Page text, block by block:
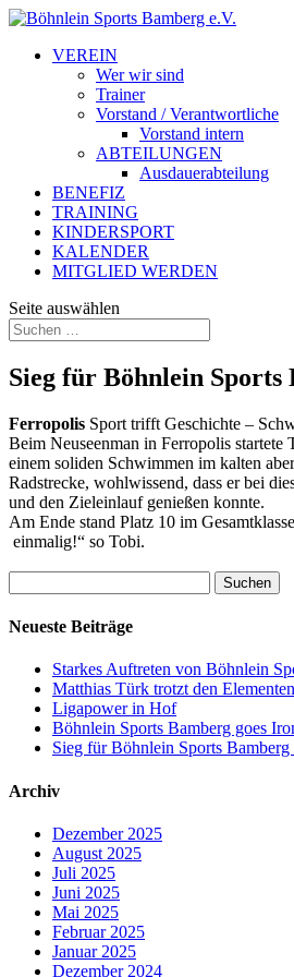
VEREIN
Wer wir sind
Trainer
Vorstand / Verantwortliche
Vorstand intern
ABTEILUNGEN
Ausdauerabteilung
BENEFIZ
TRAINING
KINDERSPORT
KALENDER
MITGLIED WERDEN
Seite auswählen
Sieg für Böhnlein Sports
Ferropolis Sport trifft Geschichte –
Beim Neuseenman in Ferropolis
einem soliden Schwimmen im kalten
Radstrecke, wohlwissend, dass er bei
und den Zieleinlauf genießen konnte.
Am Ende stand Platz 10 im
einmalig!“ so Tobi.
nach:
Neueste Beiträge
Starkes Auftreten von Böhnlein
Matthias Türk trotzt den Elementen
Ligapower in Hof
Böhnlein Sports Bamberg goes
Sieg für Böhnlein Sports Bamberg
Archiv
Dezember 2025
August 2025
Juli 2025
Juni 2025
Mai 2025
Februar 2025
Januar 2025
Dezember 2024